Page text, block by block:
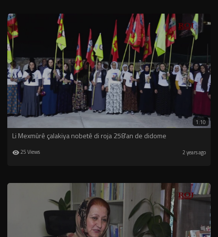
1:10
Li Mexmûrê çalakiya nobetê di roja 258’an de didome
25 Views 2 years ago